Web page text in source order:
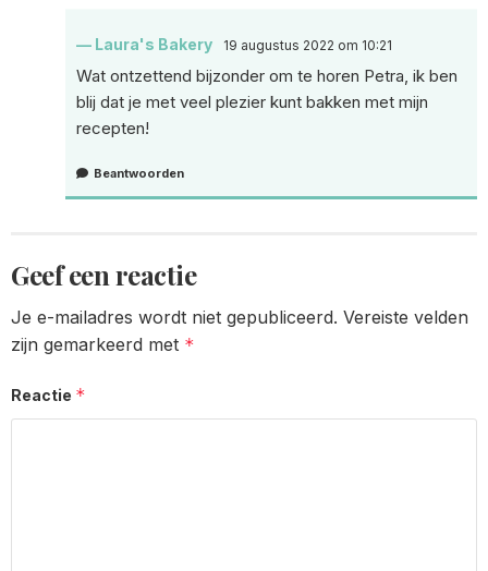
Laura's Bakery 19 augustus 2022 om 10:21
Wat ontzettend bijzonder om te horen Petra, ik ben
blij dat je met veel plezier kunt bakken met mijn
recepten!
Beantwoorden
Geef een reactie
Je e-mailadres wordt niet gepubliceerd. Vereiste velden
zijn gemarkeerd met *
Reactie *